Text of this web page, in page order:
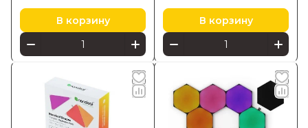
В корзину В корзину